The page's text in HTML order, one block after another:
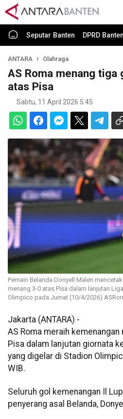
Seputar Banten DPRD Banten
ANTARA Olahraga
AS Roma menang tiga
atas Pisa
Sabtu, 11 April 2026 5:45
Pemain Belanda Donyell Malen
menang 3-0 atas Pisa dalam lanjutan
Olimpico pada Jumat (10/4/2026)
Jakarta (ANTARA) -
AS Roma meraih
Pisa dalam lanjutan giornata
yang digelar di Stadion
WIB.
Seluruh gol kemenangan Il
penyerang asal Belanda,